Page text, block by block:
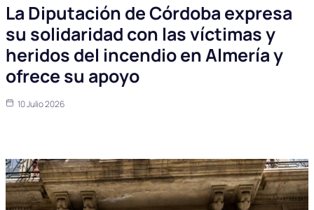
La Diputación de Córdoba expresa
su solidaridad con las víctimas y
heridos del incendio en Almería y
ofrece su apoyo
10 Julio 2026